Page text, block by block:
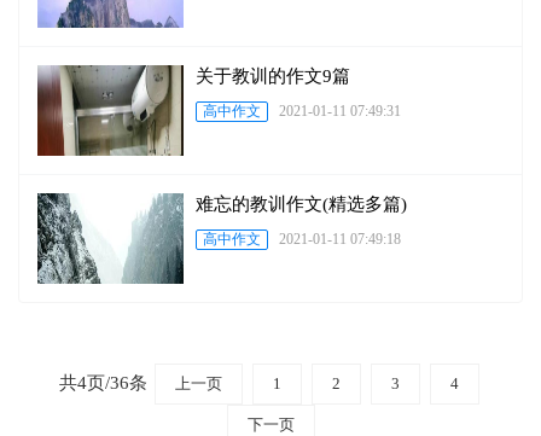
关于教训的作文9篇
高中作文 2021-01-11 07:49:31
难忘的教训作文(精选多篇)
高中作文 2021-01-11 07:49:18
共4页/36条 上一页 1 2 3 4
下一页